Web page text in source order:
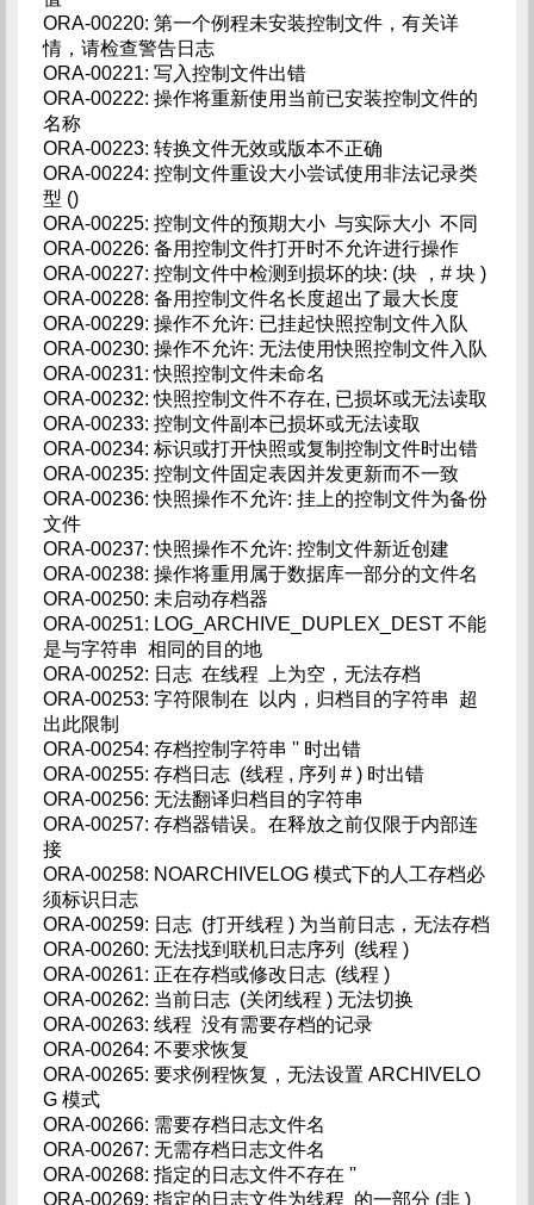
ORA-00220: 第一个例程未安装控制文件，有关详
情，请检查警告日志
ORA-00221: 写入控制文件出错
ORA-00222: 操作将重新使用当前已安装控制文件的
名称
ORA-00223: 转换文件无效或版本不正确
ORA-00224: 控制文件重设大小尝试使用非法记录类
型 ()
ORA-00225: 控制文件的预期大小 与实际大小 不同
ORA-00226: 备用控制文件打开时不允许进行操作
ORA-00227: 控制文件中检测到损坏的块: (块 ，# 块 )
ORA-00228: 备用控制文件名长度超出了最大长度
ORA-00229: 操作不允许: 已挂起快照控制文件入队
ORA-00230: 操作不允许: 无法使用快照控制文件入队
ORA-00231: 快照控制文件未命名
ORA-00232: 快照控制文件不存在, 已损坏或无法读取
ORA-00233: 控制文件副本已损坏或无法读取
ORA-00234: 标识或打开快照或复制控制文件时出错
ORA-00235: 控制文件固定表因并发更新而不一致
ORA-00236: 快照操作不允许: 挂上的控制文件为备份
文件
ORA-00237: 快照操作不允许: 控制文件新近创建
ORA-00238: 操作将重用属于数据库一部分的文件名
ORA-00250: 未启动存档器
ORA-00251: LOG_ARCHIVE_DUPLEX_DEST 不能
是与字符串 相同的目的地
ORA-00252: 日志 在线程 上为空，无法存档
ORA-00253: 字符限制在 以内，归档目的字符串 超
出此限制
ORA-00254: 存档控制字符串 '' 时出错
ORA-00255: 存档日志 (线程 , 序列 # ) 时出错
ORA-00256: 无法翻译归档目的字符串
ORA-00257: 存档器错误。在释放之前仅限于内部连
接
ORA-00258: NOARCHIVELOG 模式下的人工存档必
须标识日志
ORA-00259: 日志 (打开线程 ) 为当前日志，无法存档
ORA-00260: 无法找到联机日志序列 (线程 )
ORA-00261: 正在存档或修改日志 (线程 )
ORA-00262: 当前日志 (关闭线程 ) 无法切换
ORA-00263: 线程 没有需要存档的记录
ORA-00264: 不要求恢复
ORA-00265: 要求例程恢复，无法设置 ARCHIVELO
G 模式
ORA-00266: 需要存档日志文件名
ORA-00267: 无需存档日志文件名
ORA-00268: 指定的日志文件不存在 ''
ORA-00269: 指定的日志文件为线程 的一部分 (非 )